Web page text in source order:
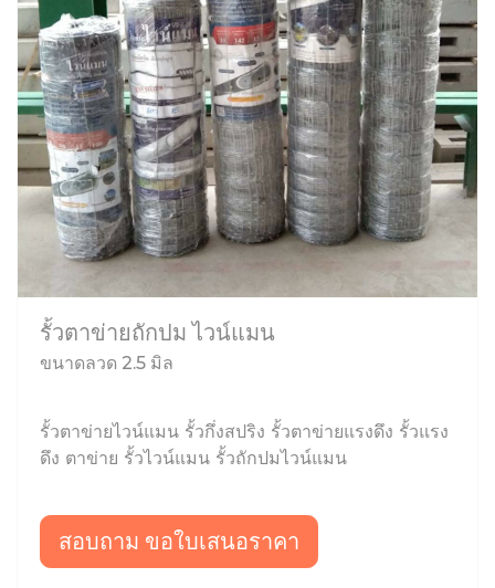
รั้วตาข่ายถักปม ไวน์แมน
ขนาดลวด 2.5 มิล
รั้วตาข่ายไวน์แมน รั้วกึ่งสปริง รั้วตาข่ายแรงดึง รั้วแรง
ดึง ตาข่าย รั้วไวน์แมน รั้วถักปมไวน์แมน
สอบถาม ขอใบเสนอราคา